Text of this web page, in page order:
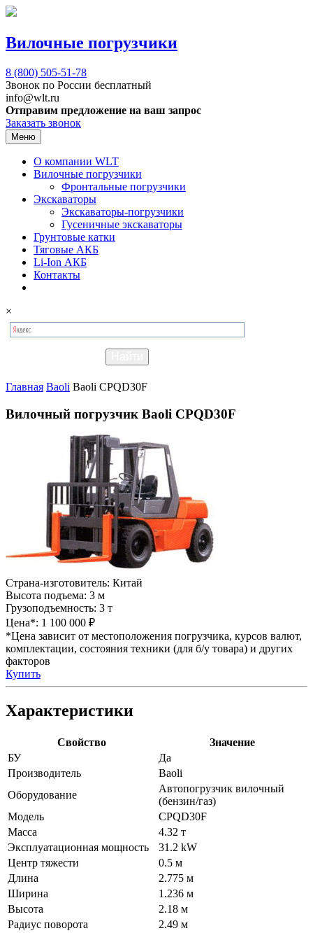
Вилочные погрузчики
8 (800) 505-51-78
Звонок по России бесплатный
info@wlt.ru
Отправим предложение на ваш запрос
Заказать звонок
Меню
О компании WLT
Вилочные погрузчики
Фронтальные погрузчики
Экскаваторы
Экскаваторы-погрузчики
Гусеничные экскаваторы
Грунтовые катки
Тяговые АКБ
Li-Ion АКБ
Контакты
×
Главная Baoli Baoli CPQD30F
Вилочный погрузчик Baoli CPQD30F
Страна-изготовитель: Китай
Высота подъема: 3 м
Грузоподъемность: 3 т
Цена*: 1 100 000 ₽
*Цена зависит от местоположения погрузчика, курсов валют,
комплектации, состояния техники (для б/у товара) и других
факторов
Купить
Характеристики
Свойство
Значение
БУ
Да
Производитель
Baoli
Оборудование
Автопогрузчик вилочный
(бензин/газ)
Модель
CPQD30F
Масса
4.32 т
Эксплуатационная мощность
31.2 kW
Центр тяжести
0.5 м
Длина
2.775 м
Ширина
1.236 м
Высота
2.18 м
Радиус поворота
2.49 м